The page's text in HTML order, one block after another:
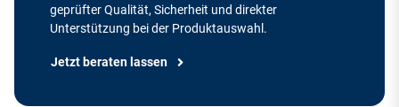
geprüfter Qualität, Sicherheit und direkter
Unterstützung bei der Produktauswahl.
Jetzt beraten lassen